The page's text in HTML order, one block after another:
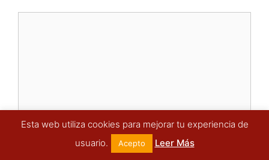
Esta web utiliza cookies para mejorar tu experiencia de
usuario.
Acepto Leer Más